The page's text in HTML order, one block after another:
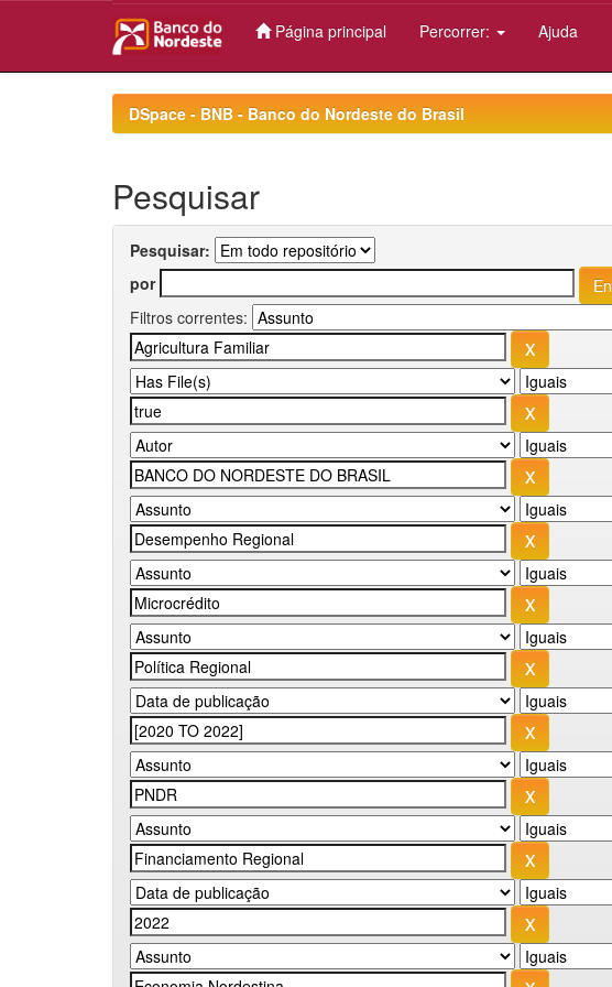
Página principal Percorrer: Ajuda
DSpace - BNB - Banco do Nordeste do Brasil
Pesquisar
Pesquisar:
por
Filtros correntes: